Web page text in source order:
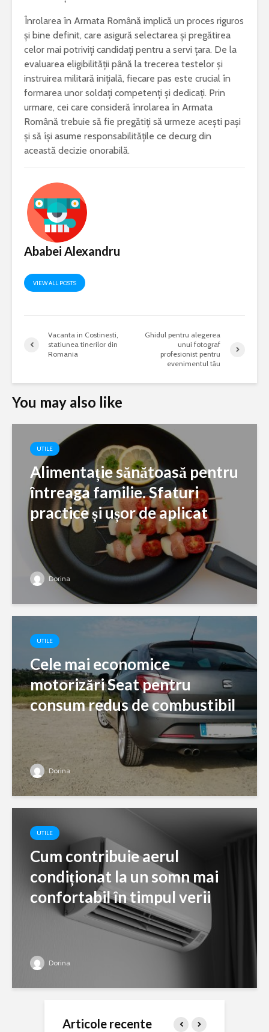
Înrolarea în Armata Română implică un proces riguros
și bine definit, care asigură selectarea și pregătirea
celor mai potriviți candidați pentru a servi țara. De la
evaluarea eligibilității până la trecerea testelor și
instruirea militară inițială, fiecare pas este crucial în
formarea unor soldați competenți și dedicați. Prin
urmare, cei care consideră înrolarea în Armata
Română trebuie să fie pregătiți să urmeze acești pași
și să își asume responsabilitățile ce decurg din
această decizie onorabilă.
Ababei Alexandru
VIEW ALL POSTS
Vacanta in Costinesti,
statiunea tinerilor din
Romania
Ghidul pentru alegerea
unui fotograf
profesionist pentru
evenimentul tău
You may also like
UTILE
Alimentație sănătoasă pentru
întreaga familie. Sfaturi
practice și ușor de aplicat
Dorina
UTILE
Cele mai economice
motorizări Seat pentru
consum redus de combustibil
Dorina
UTILE
Cum contribuie aerul
condiționat la un somn mai
confortabil în timpul verii
Dorina
Articole recente